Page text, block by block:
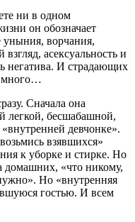
ни в одном
он обозначает
уныния, ворчания,
асексуальность и
негатива. И страдающих
много…
Сначала она
легкой, бесшабашной,
девчонке».
взявшихся»
к уборке и стирке. Но
домашних, «что никому,
Но «внутренняя
гостью. И всем